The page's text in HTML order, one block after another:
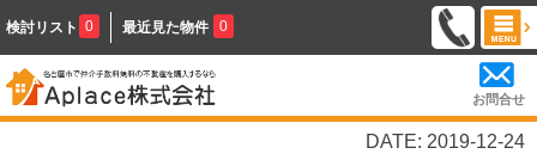
検討リスト 0 最近見た物件 0
お問合せ
DATE: 2019-12-24